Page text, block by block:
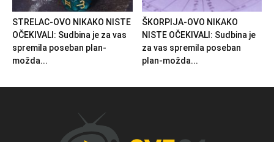
STRELAC-OVO NIKAKO NISTE
OČEKIVALI: Sudbina je za vas
spremila poseban plan-
možda...
ŠKORPIJA-OVO NIKAKO
NISTE OČEKIVALI: Sudbina je
za vas spremila poseban
plan-možda...